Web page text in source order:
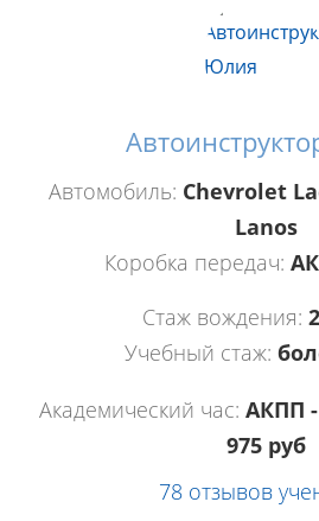
Автомобиль: Chevrolet
Lanos
Коробка передач:
Стаж вождения:
Учебный стаж:
Академический час: АКПП
975 руб
78 отзывов